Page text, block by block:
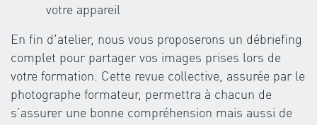
votre appareil
En fin d'atelier, nous vous proposerons un débriefing
complet pour partager vos images prises lors de
votre formation. Cette revue collective, assurée par le
photographe formateur, permettra à chacun de
s’assurer une bonne compréhension mais aussi de